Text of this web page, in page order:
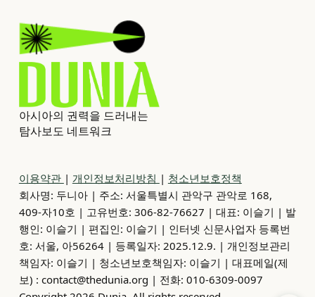
아시아의 권력을 드러내는
탐사보도 네트워크
이용약관 | 개인정보처리방침 | 청소년보호정책
회사명: 두니아 | 주소: 서울특별시 관악구 관악로 168,
409-자10호 | 고유번호: 306-82-76627 | 대표: 이슬기 | 발
행인: 이슬기 | 편집인: 이슬기 | 인터넷 신문사업자 등록번
호: 서울, 아56264 | 등록일자: 2025.12.9. | 개인정보관리
책임자: 이슬기 | 청소년보호책임자: 이슬기 | 대표메일(제
보) : contact@thedunia.org | 전화: 010-6309-0097